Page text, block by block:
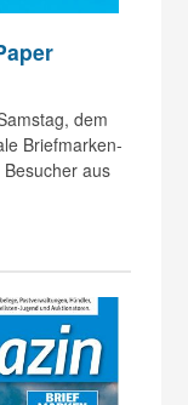
dem
Briefmarken-
aus